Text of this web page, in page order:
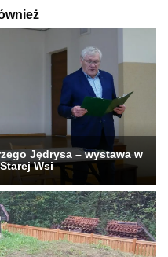
Jędrysa – wystawa w
Wsi